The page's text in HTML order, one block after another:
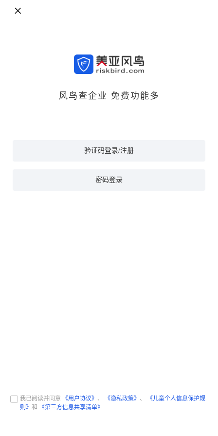
风鸟查企业 免费功能多
验证码登录/注册
密码登录
我已阅读并同意 《用户协议》 、 《隐私政策》 、
《儿童个人信息保护规
则》和 《第三方信息共享清单》